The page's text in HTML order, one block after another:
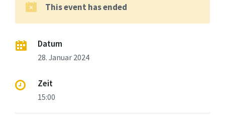
This event has ended
Datum
28. Januar 2024
Zeit
15:00